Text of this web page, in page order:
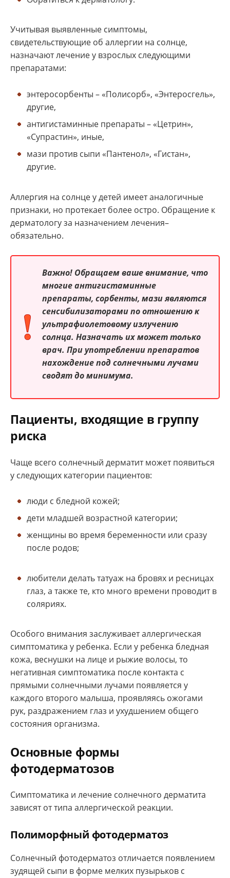
Учитывая выявленные симптомы,
свидетельствующие об аллергии на солнце,
назначают лечение у взрослых следующими
препаратами:
энтеросорбенты – «Полисорб», «Энтеросгель»,
другие,
антигистаминные препараты – «Цетрин»,
«Супрастин», иные,
мази против сыпи «Пантенол», «Гистан»,
другие.
Аллергия на солнце у детей имеет аналогичные
признаки, но протекает более остро. Обращение к
дерматологу за назначением лечения–
обязательно.
Важно! Обращаем ваше внимание, что
многие антигистаминные
препараты, сорбенты, мази являются
сенсибилизаторами по отношению к
ультрафиолетовому излучению
солнца. Назначать их может только
врач. При употреблении препаратов
нахождение под солнечными лучами
сводят до минимума.
Пациенты, входящие в группу
риска
Чаще всего солнечный дерматит может появиться
у следующих категории пациентов:
люди с бледной кожей;
дети младшей возрастной категории;
женщины во время беременности или сразу
после родов;
любители делать татуаж на бровях и ресницах
глаз, а также те, кто много времени проводит в
соляриях.
Особого внимания заслуживает аллергическая
симптоматика у ребенка. Если у ребенка бледная
кожа, веснушки на лице и рыжие волосы, то
негативная симптоматика после контакта с
прямыми солнечными лучами появляется у
каждого второго малыша, проявляясь ожогами
рук, раздражением глаз и ухудшением общего
состояния организма.
Основные формы
фотодерматозов
Симптоматика и лечение солнечного дерматита
зависят от типа аллергической реакции.
Полиморфный фотодерматоз
Солнечный фотодерматоз отличается появлением
зудящей сыпи в форме мелких пузырьков с